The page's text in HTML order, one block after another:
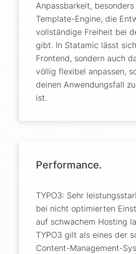
Anpassbarkeit,
Template-Engine, die
vollständige Freiheit bei
gibt. In Statamic lässt
Frontend, sondern auch
völlig flexibel anpassen,
deinen Anwendungsfall
ist.
Performance.
TYPO3: Sehr
bei nicht optimierten
auf schwachem Hosting
TYPO3 gilt als eines der
Content-Management-